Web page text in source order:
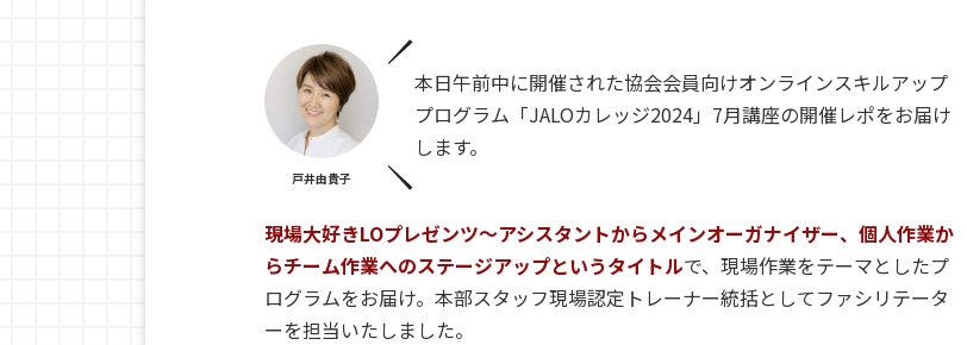
戸井由貴子
本日午前中に開催された協会会員向けオンラインスキルアップ
プログラム「JALOカレッジ2024」7月講座の開催レポをお届け
します。
現場大好きLOプレゼンツ〜アシスタントからメインオーガナイザー、個人作業か
らチーム作業へのステージアップというタイトルで、現場作業をテーマとしたプ
ログラムをお届け。本部スタッフ現場認定トレーナー統括としてファシリテータ
ーを担当いたしました。